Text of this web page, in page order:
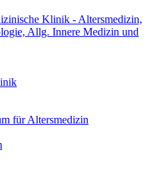
Klinik - Altersmedizin,
Allg. Innere Medizin und
für Altersmedizin